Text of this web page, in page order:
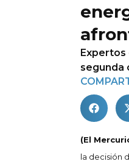
Expertos
segunda
(El
la decisión